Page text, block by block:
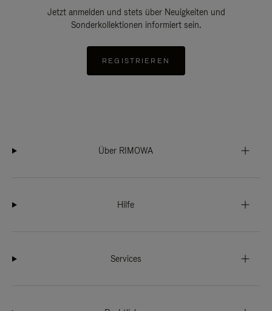
Jetzt anmelden und stets über Neuigkeiten und
Sonderkollektionen informiert sein.
REGISTRIEREN
Über RIMOWA
Hilfe
Services